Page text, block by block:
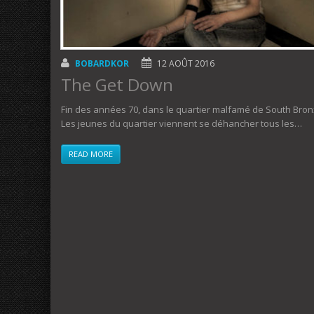
BOBARDKOR 12 AOÛT 2016
The Get Down
Fin des années 70, dans le quartier malfamé de South
Les jeunes du quartier viennent se déhancher tous les…
READ MORE